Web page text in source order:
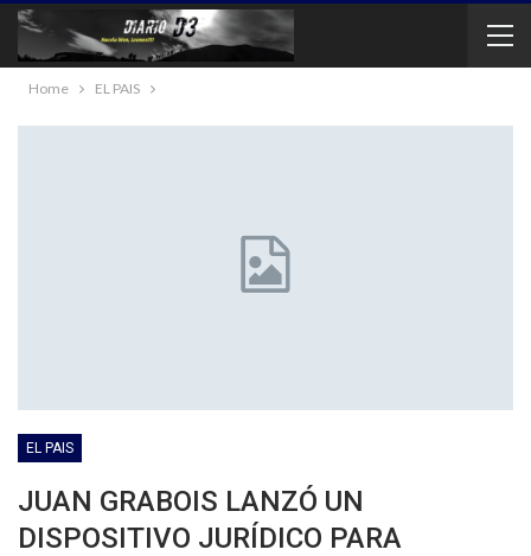
Home EL PAIS
EL PAIS
JUAN GRABOIS LANZÓ UN
DISPOSITIVO JURÍDICO PARA